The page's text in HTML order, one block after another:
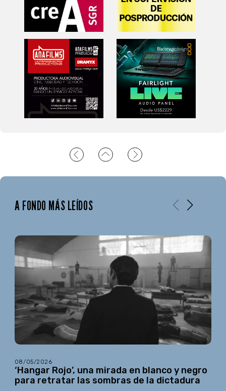
A FONDO MÁS LEÍDOS
08/05/2026
‘Hangar Rojo’, una mirada en blanco y negro
para retratar las sombras de la dictadura